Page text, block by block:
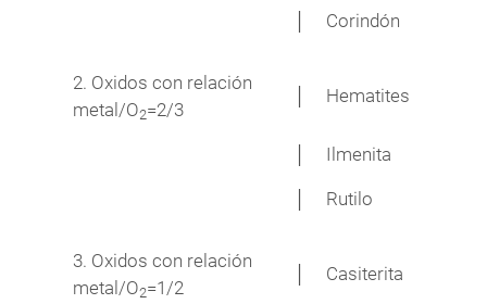
Corindón
2. Oxidos con relación
metal/O2=2/3
Hematites
Ilmenita
Rutilo
3. Oxidos con relación
metal/O2=1/2
Casiterita